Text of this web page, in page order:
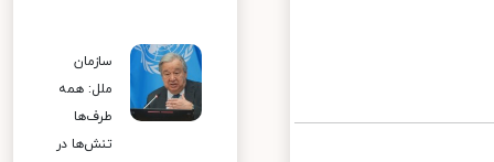
سازمان
ملل: همه
طرف‌ها
تنش‌ها در